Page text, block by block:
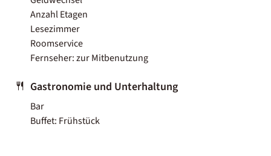
Anzahl Etagen
Lesezimmer
Roomservice
Fernseher: zur Mitbenutzung
Gastronomie und Unterhaltung
Bar
Buffet: Frühstück